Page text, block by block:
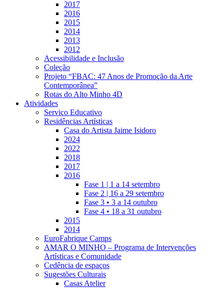
2017
2016
2015
2014
2013
2012
Acessibilidade e Inclusão
Coleção
Projeto “FBAC: 47 Anos de Promoção da Arte
Contemporânea”
Rotas do Alto Minho 4D
Atividades
Serviço Educativo
Residências Artísticas
Casa do Artista Jaime Isidoro
2024
2022
2018
2017
2016
Fase 1 | 1 a 14 setembro
Fase 2 | 16 a 29 setembro
Fase 3 • 3 a 14 outubro
Fase 4 • 18 a 31 outubro
2015
2014
EuroFabrique Camps
AMAR O MINHO – Programa de Intervenções
Artísticas e Comunidade
Cedência de espaços
Sugestões Culturais
Casas Atelier